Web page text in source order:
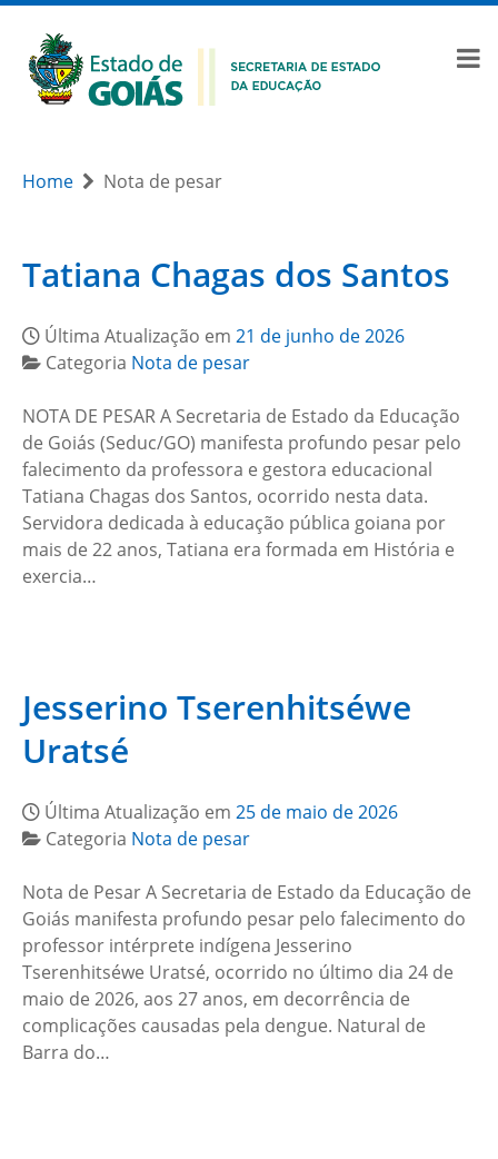
Home Nota de pesar
Tatiana Chagas dos Santos
Última Atualização em 21 de junho de 2026
Categoria Nota de pesar
NOTA DE PESAR A Secretaria de Estado da Educação
de Goiás (Seduc/GO) manifesta profundo pesar pelo
falecimento da professora e gestora educacional
Tatiana Chagas dos Santos, ocorrido nesta data.
Servidora dedicada à educação pública goiana por
mais de 22 anos, Tatiana era formada em História e
exercia…
Jesserino Tserenhitséwe
Uratsé
Última Atualização em 25 de maio de 2026
Categoria Nota de pesar
Nota de Pesar A Secretaria de Estado da Educação de
Goiás manifesta profundo pesar pelo falecimento do
professor intérprete indígena Jesserino
Tserenhitséwe Uratsé, ocorrido no último dia 24 de
maio de 2026, aos 27 anos, em decorrência de
complicações causadas pela dengue. Natural de
Barra do…